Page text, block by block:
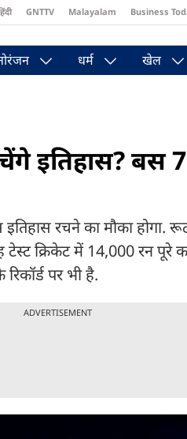
GNTTV Malayalam Business
धर्म खेल
इतिहास? बस
रचने का मौका होगा.
टेस्ट क्रिकेट में 14,000 रन
पर भी है.
ADVERTISEMENT